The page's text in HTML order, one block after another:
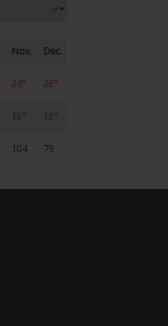
Nov. Dec.
24° 26°
16° 18°
104 79